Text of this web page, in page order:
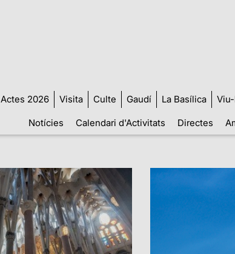
Actes 2026 Visita Culte Gaudí La Basílica
Notícies
Calendari d'Activitats Directes